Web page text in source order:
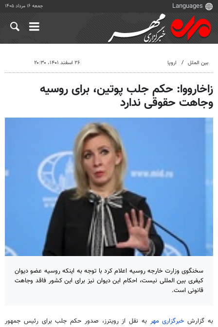
جمعه ۱۶ مرداد ۱۴۰۵
بین الملل اروپا ۲۶ اسفند ۱۴۰۱، ۲۰:۳۰
زاخارووا: حکم جلب پوتین، برای روسیه
وجاهت حقوقی ندارد
سخنگوی وزارت خارجه روسیه اعلام کرد با توجه به اینکه روسیه عضو دیوان
کیفری بین المللی نیست، احکام این دیوان نیز برای این کشور فاقد وجاهت
قانونی است.
به گزارش خبرگزاری مهر به نقل از رویترز، صدور حکم جلب برای رئیس جمهور